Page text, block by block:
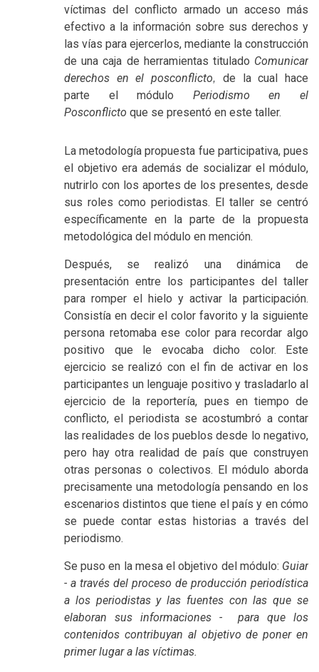
víctimas del conflicto armado un acceso más
efectivo a la información sobre sus derechos y
las vías para ejercerlos, mediante la construcción
de una caja de herramientas titulado Comunicar
derechos en el posconflicto,
de la cual hace
parte el módulo Periodismo en el
Posconflicto que se presentó en este taller.
La metodología propuesta fue participativa, pues
el objetivo era además de socializar el módulo,
nutrirlo con los aportes de los presentes, desde
sus roles como periodistas. El taller se centró
específicamente en la parte de la propuesta
metodológica del módulo en mención.
Después, se realizó una dinámica de
presentación entre los participantes del taller
para romper el hielo y activar la participación.
Consistía en decir el color favorito y la siguiente
persona retomaba ese color para recordar algo
positivo que le evocaba dicho color. Este
ejercicio se realizó con el fin de activar en los
participantes un lenguaje positivo y trasladarlo al
ejercicio de la reportería, pues en tiempo de
conflicto, el periodista se acostumbró a contar
las realidades de los pueblos desde lo negativo,
pero hay otra realidad de país que construyen
otras personas o colectivos. El módulo aborda
precisamente una metodología pensando en los
escenarios distintos que tiene el país y en cómo
se puede contar estas historias a través del
periodismo.
Se puso en la mesa el objetivo del módulo: Guiar
- a través del proceso de producción periodística
a los periodistas y las fuentes con las que se
elaboran sus informaciones - para que los
contenidos contribuyan al objetivo de poner en
primer lugar a las víctimas.